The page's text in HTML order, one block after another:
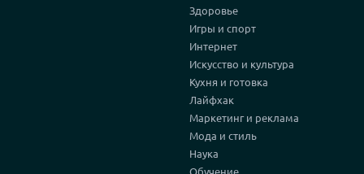
Здоровье
Игры и спорт
Интернет
Искусство и культура
Кухня и готовка
Лайфхак
Маркетинг и реклама
Мода и стиль
Наука
Обучение